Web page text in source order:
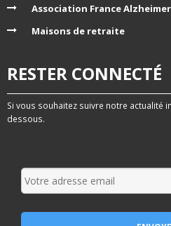
Association France Alzheimer
Maisons de retraite
RESTER CONNECTÉ
Si vous souhaitez suivre notre actualité
dessous.